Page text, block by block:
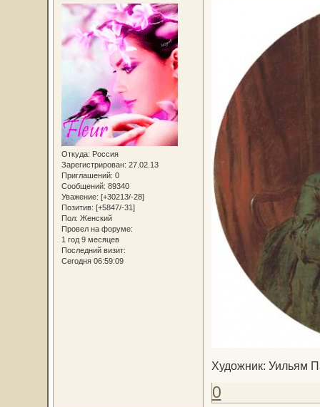
Откуда: Россия
Зарегистрирован: 27.02.13
Приглашений: 0
Сообщений: 89340
Уважение: [+30213/-28]
Позитив: [+5847/-31]
Пол: Женский
Провел на форуме:
1 год 9 месяцев
Последний визит:
Сегодня 06:59:09
Художник: Уильям
0